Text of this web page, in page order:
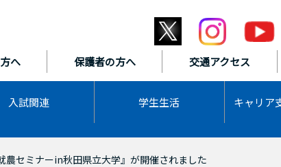
へ 保護者の方へ 交通アクセス
入試関連 学生生活 キャリア
農セミナーin秋田県立大学』が開催されました